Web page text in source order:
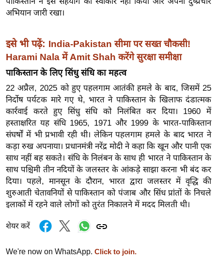
k
n
g
N
e
w
s
ला
इ
फ
स्टा
इ
ल
टे
क्नॉ
जी
अभियान जारी रखा।
इसे भी पढ़ें: India-Pakistan सीमा पर सख्त चौकसी!
Harami Nala में Amit Shah करेंगे सुरक्षा समीक्षा
पाकिस्तान के लिए सिंधु संधि का महत्व
22 अप्रैल, 2025 को हुए पहलगाम आतंकी हमले के बाद, जिसमें 25
निर्दोष पर्यटक मारे गए थे, भारत ने पाकिस्तान के खिलाफ दंडात्मक
कार्रवाई करते हुए सिंधु संधि को निलंबित कर दिया। 1960 में
हस्ताक्षरित यह संधि 1965, 1971 और 1999 के भारत-पाकिस्तान
संघर्षों में भी प्रभावी रही थी। लेकिन पहलगाम हमले के बाद भारत ने
कड़ा रुख अपनाया। प्रधानमंत्री नरेंद्र मोदी ने कहा कि खून और पानी एक
साथ नहीं बह सकते। संधि के निलंबन के साथ ही भारत ने पाकिस्तान के
साथ पश्चिमी तीन नदियों के जलस्तर के आंकड़े साझा करना भी बंद कर
दिया। पहले, मानसून के दौरान, भारत द्वारा जलस्तर में वृद्धि की
शुरुआती चेतावनियों से पाकिस्तान को पंजाब और सिंध प्रांतों के निचले
इलाकों में रहने वाले लोगों को तुरंत निकालने में मदद मिलती थी।
शेयर करें
We're now on WhatsApp. Click to join.